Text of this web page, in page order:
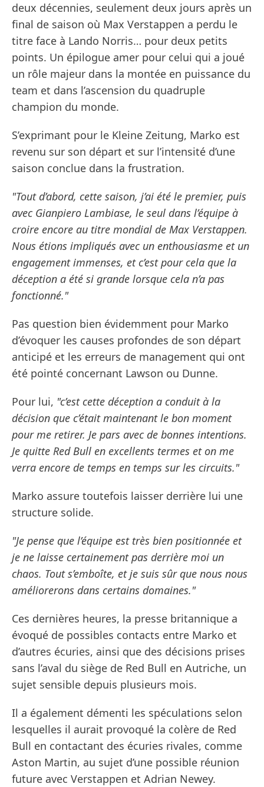
deux décennies, seulement deux jours après un
final de saison où Max Verstappen a perdu le
titre face à Lando Norris… pour deux petits
points. Un épilogue amer pour celui qui a joué
un rôle majeur dans la montée en puissance du
team et dans l’ascension du quadruple
champion du monde.
S’exprimant pour le Kleine Zeitung, Marko est
revenu sur son départ et sur l’intensité d’une
saison conclue dans la frustration.
"Tout d’abord, cette saison, j’ai été le premier, puis
avec Gianpiero Lambiase, le seul dans l’équipe à
croire encore au titre mondial de Max Verstappen.
Nous étions impliqués avec un enthousiasme et un
engagement immenses, et c’est pour cela que la
déception a été si grande lorsque cela n’a pas
fonctionné."
Pas question bien évidemment pour Marko
d’évoquer les causes profondes de son départ
anticipé et les erreurs de management qui ont
été pointé concernant Lawson ou Dunne.
Pour lui, "c’est cette déception a conduit à la
décision que c’était maintenant le bon moment
pour me retirer. Je pars avec de bonnes intentions.
Je quitte Red Bull en excellents termes et on me
verra encore de temps en temps sur les circuits."
Marko assure toutefois laisser derrière lui une
structure solide.
"Je pense que l’équipe est très bien positionnée et
je ne laisse certainement pas derrière moi un
chaos. Tout s’emboîte, et je suis sûr que nous nous
améliorerons dans certains domaines."
Ces dernières heures, la presse britannique a
évoqué de possibles contacts entre Marko et
d’autres écuries, ainsi que des décisions prises
sans l’aval du siège de Red Bull en Autriche, un
sujet sensible depuis plusieurs mois.
Il a également démenti les spéculations selon
lesquelles il aurait provoqué la colère de Red
Bull en contactant des écuries rivales, comme
Aston Martin, au sujet d’une possible réunion
future avec Verstappen et Adrian Newey.